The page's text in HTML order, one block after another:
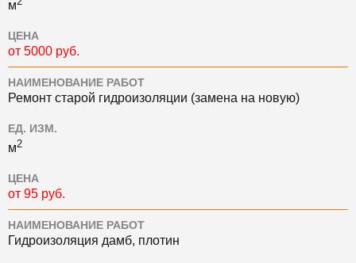
м
ЦЕНА
от 5000 руб.
НАИМЕНОВАНИЕ РАБОТ
Ремонт старой гидроизоляции (замена на новую)
ЕД. ИЗМ.
м2
ЦЕНА
от 95 руб.
НАИМЕНОВАНИЕ РАБОТ
Гидроизоляция дамб, плотин